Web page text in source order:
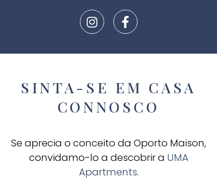
SINTA-SE EM CASA
CONNOSCO
Se aprecia o conceito da Oporto Maison,
convidamo-lo a descobrir a UMA
Apartments.